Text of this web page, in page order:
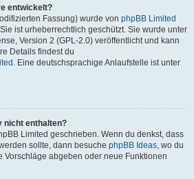
entwickelt?
Fassung) wurde von phpBB Limited
ist urheberrechtlich geschützt. Sie wurde unter
Version 2 (GPL-2.0) veröffentlicht und kann
Details findest du
. Eine deutschsprachige Anlaufstelle ist unter
nicht enthalten?
Limited geschrieben. Wenn du denkst, dass
sollte, dann besuche phpBB Ideas, wo du
Vorschläge abgeben oder neue Funktionen